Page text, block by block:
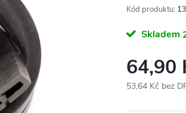
Kód produktu:
Skladem
64,90
53,64 Kč bez